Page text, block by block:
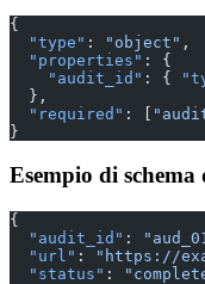
{
  "type"
: "object" ,
  "properties"
: {
    "audit_id"
: {
  },
  "required"
: [
}
Esempio di schema
{
  "audit_id"
:
  "url"
: "https://
  "status"
: